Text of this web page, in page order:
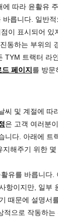
따라 윤활유
바릅니다. 일반
이 표시되어 있
동하는 부위의
TYM 트랙터 라
페이지 를 방문
씨 및 계절에 따
은 고객 여러분
니다. 아래에 트
해주기 위한 몇
유를 바릅니다.
항이지만, 일부
때문에 설명서
적으로 작동하는